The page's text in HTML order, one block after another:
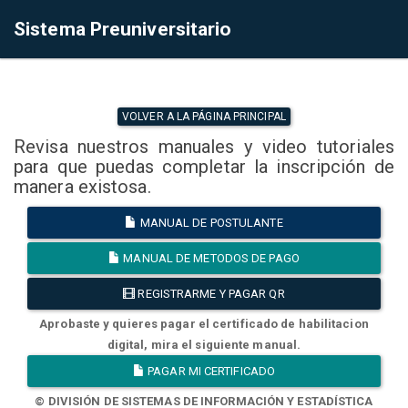
Sistema Preuniversitario
VOLVER A LA PÁGINA PRINCIPAL
Revisa nuestros manuales y video tutoriales
para que puedas completar la inscripción de
manera existosa.
MANUAL DE POSTULANTE
MANUAL DE METODOS DE PAGO
REGISTRARME Y PAGAR QR
Aprobaste y quieres pagar el certificado de habilitacion
digital, mira el siguiente manual.
PAGAR MI CERTIFICADO
© DIVISIÓN DE SISTEMAS DE INFORMACIÓN Y ESTADÍSTICA